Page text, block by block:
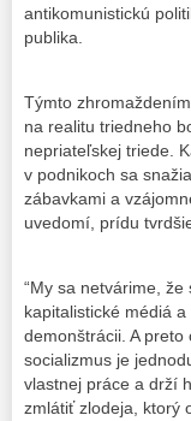
antikomunistickú
publika.
Týmto
na realitu triedneho
nepriateľskej triede.
v podnikoch sa
zábavkami a
uvedomí, prídu
“My sa netvárime,
kapitalistické médiá
demonštrácii. A
socializmus je
vlastnej práce a drží
zmlátiť zlodeja, ktorý